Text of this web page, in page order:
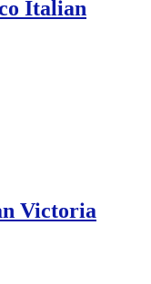
Italian
Victoria